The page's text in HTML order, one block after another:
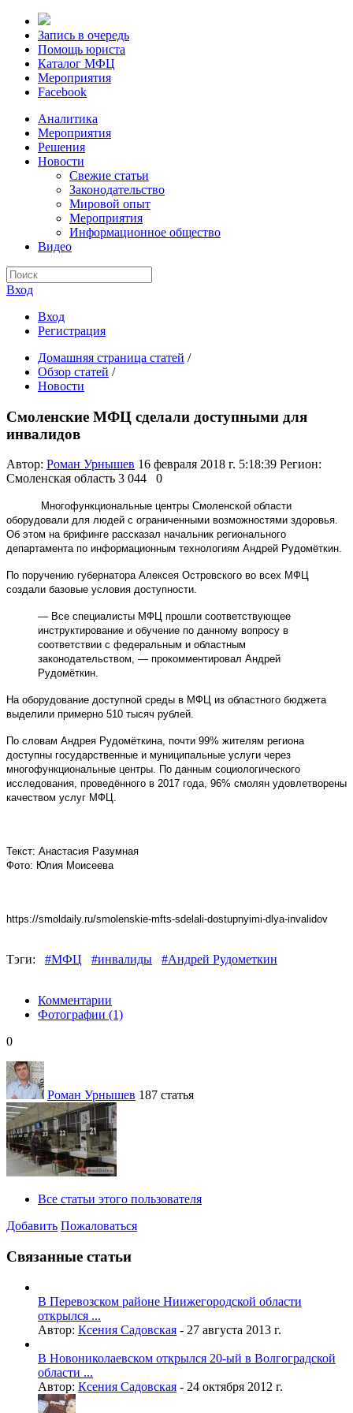
Запись в очередь
Помощь юриста
Каталог МФЦ
Мероприятия
Facebook
Аналитика
Мероприятия
Решения
Новости
Свежие статьи
Законодательство
Мировой опыт
Мероприятия
Информационное общество
Видео
Вход
Вход
Регистрация
Домашняя страница статей /
Обзор статей /
Новости
Смоленские МФЦ сделали доступными для
инвалидов
Автор: Роман Урнышев 16 февраля 2018 г. 5:18:39 Регион:
Смоленская область 3 044 0
Многофункциональные центры Смоленской области
оборудовали для людей с ограниченными возможностями здоровья.
Об этом на брифинге рассказал начальник регионального
департамента по информационным технологиям Андрей Рудомёткин.
По поручению губернатора Алексея Островского во всех МФЦ
создали базовые условия доступности.
— Все специалисты МФЦ прошли соответствующее
инструктирование и обучение по данному вопросу в
соответствии с федеральным и областным
законодательством, — прокомментировал Андрей
Рудомёткин.
На оборудование доступной среды в МФЦ из областного бюджета
выделили примерно 510 тысяч рублей.
По словам Андрея Рудомёткина, почти 99% жителям региона
доступны государственные и муниципальные услуги через
многофункциональные центры. По данным социологического
исследования, проведённого в 2017 года, 96% смолян удовлетворены
качеством услуг МФЦ.
Текст: Анастасия Разумная
Фото: Юлия Моисеева
https://smoldaily.ru/smolenskie-mfts-sdelali-dostupnyimi-dlya-invalidov
Тэги: #МФЦ #инвалиды #Андрей Рудометкин
Комментарии
Фотографии (1)
0
Роман Урнышев 187 статья
Все статьи этого пользователя
Добавить Пожаловаться
Связанные статьи
В Перевозском районе Ниижегородской области
открылся ...
Автор: Ксения Садовская - 27 августа 2013 г.
В Новониколаевском открылся 20-ый в Волгоградской
области ...
Автор: Ксения Садовская - 24 октября 2012 г.